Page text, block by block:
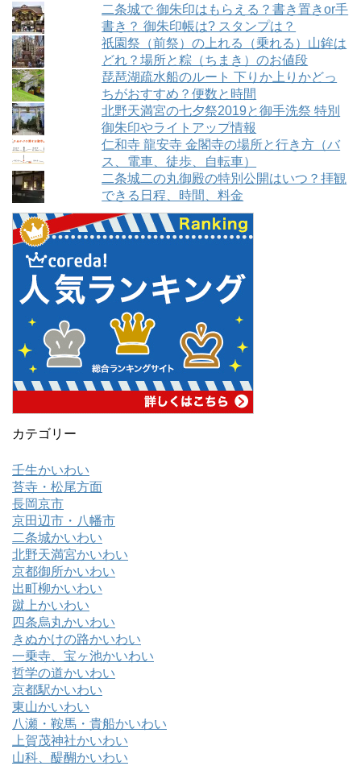
二条城で 御朱印はもらえる？書き置きor手
書き？ 御朱印帳は? スタンプは？
祇園祭（前祭）の上れる（乗れる）山鉾は
どれ？場所と粽（ちまき）のお値段
琵琶湖疏水船のルート 下りか上りかどっ
ちがおすすめ？便数と時間
北野天満宮の七夕祭2019と御手洗祭 特別
御朱印やライトアップ情報
仁和寺 龍安寺 金閣寺の場所と行き方（バ
ス、電車、徒歩、自転車）
二条城二の丸御殿の特別公開はいつ？拝観
できる日程、時間、料金
カテゴリー
壬生かいわい
苔寺・松尾方面
長岡京市
京田辺市・八幡市
二条城かいわい
北野天満宮かいわい
京都御所かいわい
出町柳かいわい
蹴上かいわい
四条烏丸かいわい
きぬかけの路かいわい
一乗寺、宝ヶ池かいわい
哲学の道かいわい
京都駅かいわい
東山かいわい
八瀬・鞍馬・貴船かいわい
上賀茂神社かいわい
山科、醍醐かいわい